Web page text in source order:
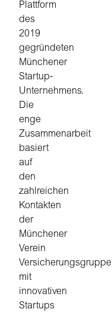
Plattform
des
2019
gegründeten
Münchener
Startup-
Unternehmens.
Die
enge
Zusammenarbeit
basiert
auf
den
zahlreichen
Kontakten
der
Münchener
Verein
Versicherungsgruppe
mit
innovativen
Startups